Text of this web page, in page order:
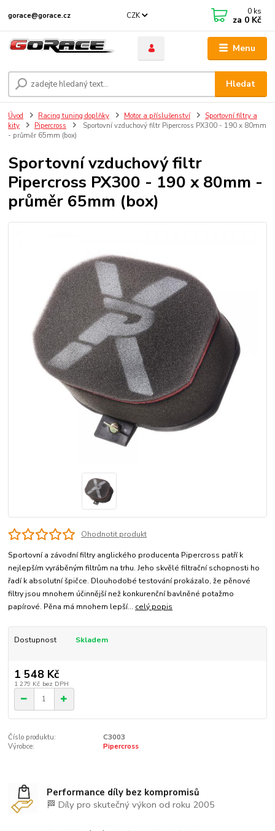
Menu
CZK
Hledat
gorace@gorace.cz 0 ks
za 0 Kč
Úvod Racing tuning doplňky Motor a příslušenství
Sportovní filtry a
kity
Pipercross
Sportovní vzduchový filtr Pipercross PX300 - 190 x 80mm
- průměr 65mm (box)
Sportovní vzduchový filtr
Pipercross PX300 - 190 x 80mm -
průměr 65mm (box)
Ohodnotit produkt
Sportovní a závodní filtry anglického producenta Pipercross patří k
nejlepším vyráběným filtrům na trhu. Jeho skvělé filtrační schopnosti ho
řadí k absolutní špičce. Dlouhodobé testování prokázalo, že pěnové
filtry jsou mnohem účinnější než konkurenční bavlněné potažmo
papírové. Pěna má mnohem lepší... celý popis
Dostupnost Skladem
1 548 Kč
1 279 Kč bez DPH
Číslo produktu:
C3003
Výrobce:
Pipercross
Performance díly bez kompromisů
🏁 Díly pro skutečný výkon od roku 2005